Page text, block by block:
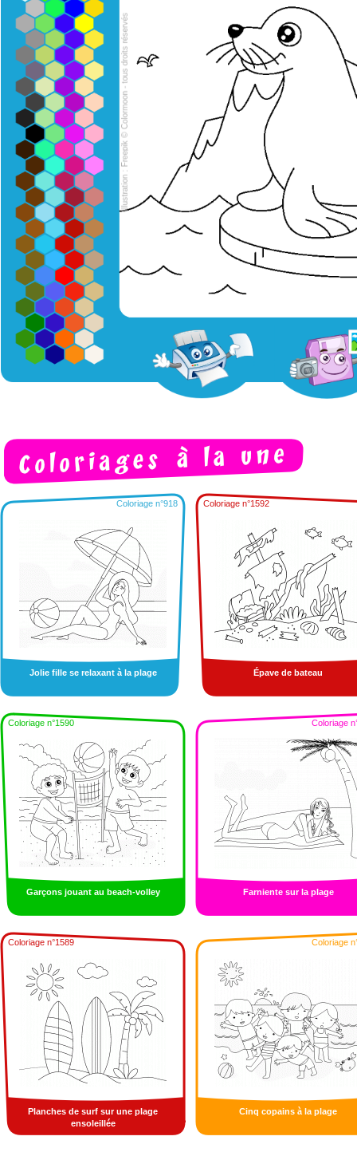
Coloriage n°918
Jolie fille se relaxant à la plage
Coloriage n°1592
Épave de bateau
Coloriage n°1590
Garçons jouant au beach-volley
Coloriage
Farniente sur la plage
Coloriage n°1589
Planches de surf sur une plage
ensoleillée
Coloriage
Cinq copains à la plage